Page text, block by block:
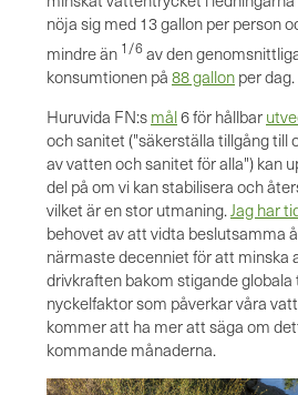
nöja sig med 13 gallon per person
mindre än 1/6av den
konsumtionen på 88 gallon per dag.
Huruvida FN:s mål6 för hållbar
och sanitet ("säkerställa tillgång till
av vatten och sanitet för alla") kan
del på om vi kan stabilisera och
vilket är en stor utmaning. Jag har
behovet av att vidta beslutsamma
närmaste decenniet för att minska
drivkraften bakom stigande
nyckelfaktor som påverkar våra
kommer att ha mer att säga om
kommande månaderna.